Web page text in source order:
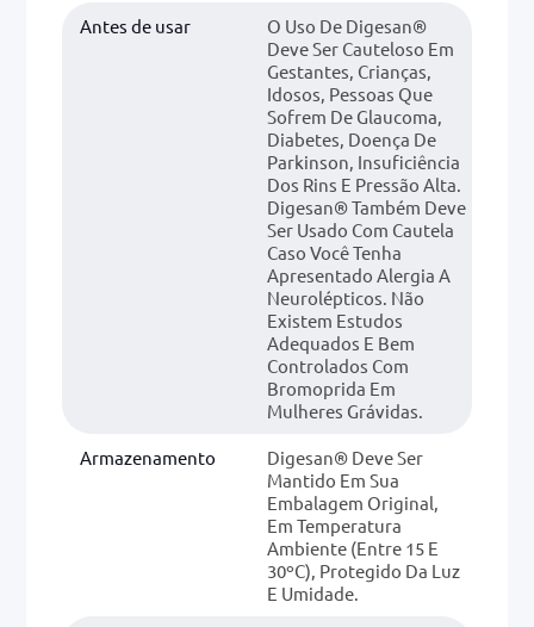
Antes de usar
O Uso De Digesan®
Deve Ser Cauteloso Em
Gestantes, Crianças,
Idosos, Pessoas Que
Sofrem De Glaucoma,
Diabetes, Doença De
Parkinson, Insuficiência
Dos Rins E Pressão Alta.
Digesan® Também Deve
Ser Usado Com Cautela
Caso Você Tenha
Apresentado Alergia A
Neurolépticos. Não
Existem Estudos
Adequados E Bem
Controlados Com
Bromoprida Em
Mulheres Grávidas.
Armazenamento
Digesan® Deve Ser
Mantido Em Sua
Embalagem Original,
Em Temperatura
Ambiente (entre 15 E
30ºC), Protegido Da Luz
E Umidade.